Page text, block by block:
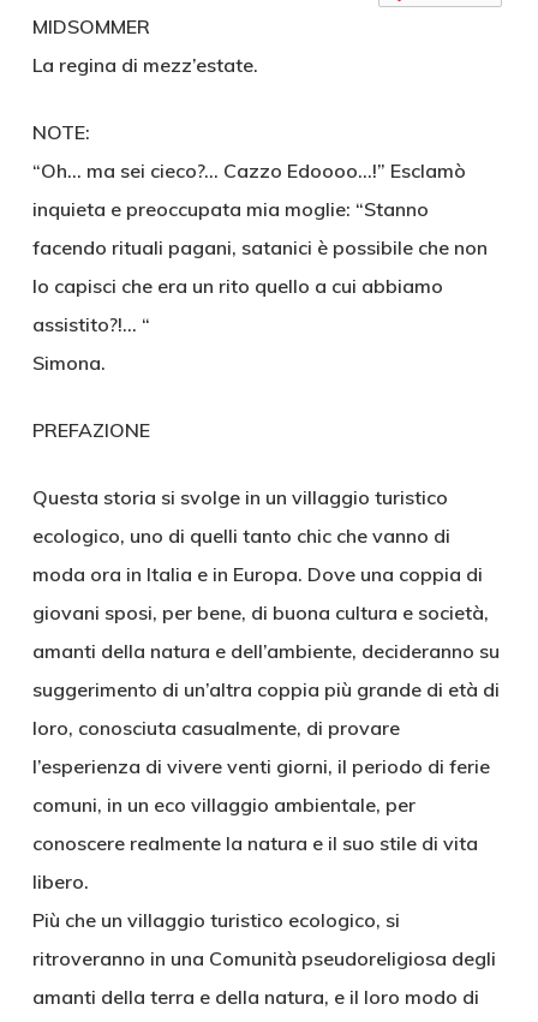
MIDSOMMER
La regina di mezz’estate.
NOTE:
“Oh… ma sei cieco?… Cazzo Edoooo…!” Esclamò
inquieta e preoccupata mia moglie: “Stanno
facendo rituali pagani, satanici è possibile che non
lo capisci che era un rito quello a cui abbiamo
assistito?!… “
Simona.
PREFAZIONE
Questa storia si svolge in un villaggio turistico
ecologico, uno di quelli tanto chic che vanno di
moda ora in Italia e in Europa. Dove una coppia di
giovani sposi, per bene, di buona cultura e società,
amanti della natura e dell’ambiente, decideranno su
suggerimento di un’altra coppia più grande di età di
loro, conosciuta casualmente, di provare
l’esperienza di vivere venti giorni, il periodo di ferie
comuni, in un eco villaggio ambientale, per
conoscere realmente la natura e il suo stile di vita
libero.
Più che un villaggio turistico ecologico, si
ritroveranno in una Comunità pseudoreligiosa degli
amanti della terra e della natura, e il loro modo di